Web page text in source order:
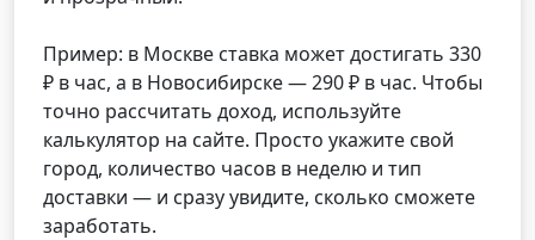
Пример: в Москве ставка может достигать 330
₽ в час, а в Новосибирске — 290 ₽ в час. Чтобы
точно рассчитать доход, используйте
калькулятор на сайте. Просто укажите свой
город, количество часов в неделю и тип
доставки — и сразу увидите, сколько сможете
заработать.